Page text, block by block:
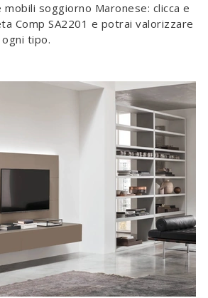
soggiorno Maronese: clicca e
Comp SA2201 e potrai valorizzare
tipo.